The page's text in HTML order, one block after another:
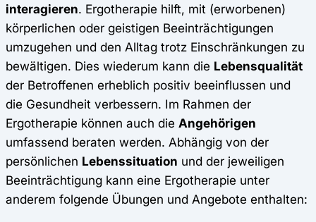
interagieren. Ergotherapie hilft, mit (erworbenen)
körperlichen oder geistigen Beeinträchtigungen
umzugehen und den Alltag trotz Einschränkungen zu
bewältigen. Dies wiederum kann die Lebensqualität
der Betroffenen erheblich positiv beeinflussen und
die Gesundheit verbessern. Im Rahmen der
Ergotherapie können auch die Angehörigen
umfassend beraten werden. Abhängig von der
persönlichen Lebenssituation und der jeweiligen
Beeinträchtigung kann eine Ergotherapie unter
anderem folgende Übungen und Angebote enthalten: